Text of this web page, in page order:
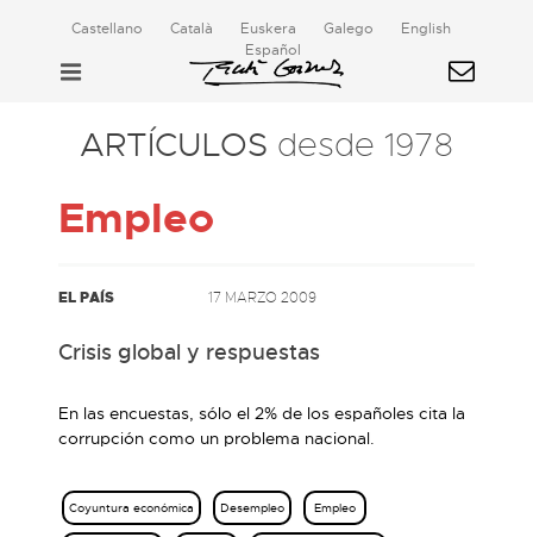
Castellano Català Euskera Galego
English
Español
ARTÍCULOS desde 1978
Empleo
EL PAÍS 17 MARZO 2009
Crisis global y respuestas
En las encuestas, sólo el 2% de los españoles cita la
corrupción como un problema nacional.
Coyuntura económica Desempleo Empleo